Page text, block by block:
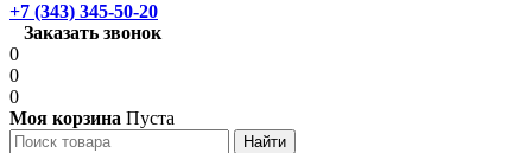
+7 (343) 345-50-20
Заказать звонок
0
0
0
Моя корзина Пуста